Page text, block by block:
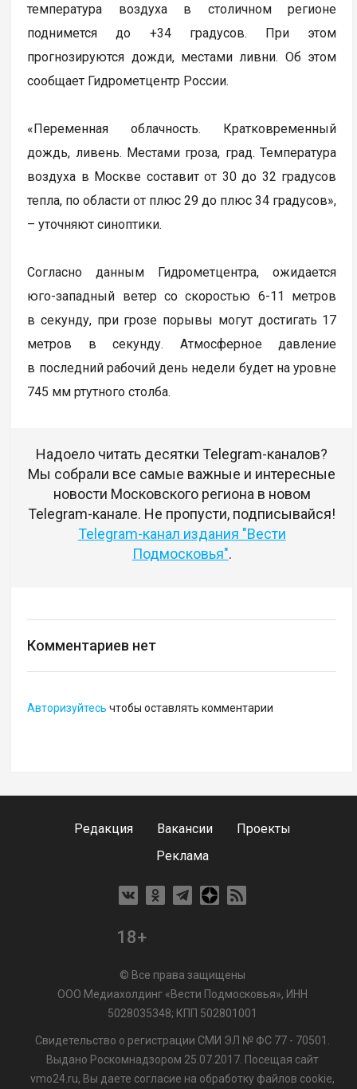
температура воздуха в столичном регионе
поднимется до +34 градусов. При этом
прогнозируются дожди, местами ливни. Об этом
сообщает Гидрометцентр России.
«Переменная облачность. Кратковременный
дождь, ливень. Местами гроза, град. Температура
воздуха в Москве составит от 30 до 32 градусов
тепла, по области от плюс 29 до плюс 34 градусов»,
– уточняют синоптики.
Согласно данным Гидрометцентра, ожидается
юго-западный ветер со скоростью 6-11 метров
в секунду, при грозе порывы могут достигать 17
метров в секунду. Атмосферное давление
в последний рабочий день недели будет на уровне
745 мм ртутного столба.
Надоело читать десятки Telegram-каналов?
Мы собрали все самые важные и интересные
новости Московского региона в новом
Telegram-канале. Не пропусти, подписывайся!
Telegram-канал издания "Вести
Подмосковья".
Комментариев нет
Авторизуйтесь чтобы оставлять комментарии
Редакция Вакансии
Проекты
Реклама
18+
© Все права защищены
ООО Медиахолдинг «Вести Подмосковья», ИНН
5028035348; КПП 502801001
Свидетельство о регистрации СМИ ЭЛ № ФС 77 - 70501.
Выдано Роскомнадзором 25.07.2017. Посещая сайт
vmo24.ru, Вы даете согласие на обработку файлов cookie,